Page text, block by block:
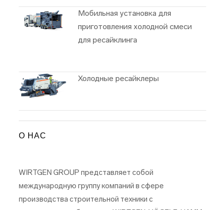
Мобильная установка для
приготовления холодной смеси
для ресайклинга
Холодные ресайклеры
О НАС
WIRTGEN GROUP представляет собой
международную группу компаний в сфере
производства строительной техники с